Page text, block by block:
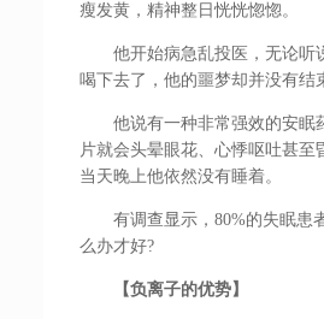
瘦发黄，精神整日恍恍惚惚。
他开始病急乱投医，无论听
喝下去了，他的噩梦却并没有结
他说有一种非常强效的安眠
片就会头晕眼花、心悸呕吐甚
当天晚上他依然没有睡着。
有调查显示，80%的失眠患
么办才好?
【负离子的优势】